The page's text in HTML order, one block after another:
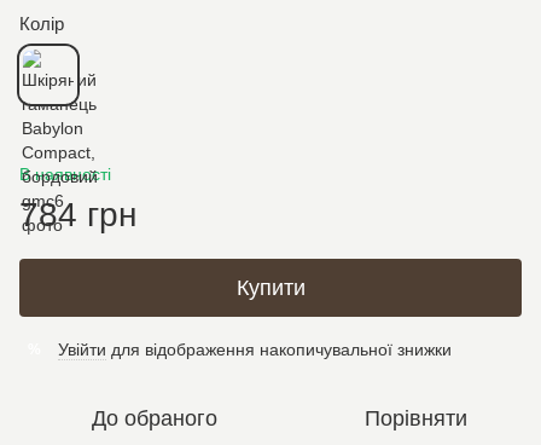
Колір
В наявності
784 грн
Купити
Увійти для відображення накопичувальної знижки
До обраного Порівняти